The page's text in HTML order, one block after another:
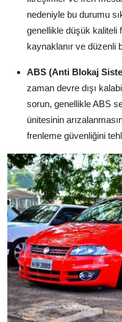
nedeniyle bu durumu
genellikle düşük kaliteli
kaynaklanır ve düzenli
ABS (Anti Blokaj
zaman devre dışı
sorun, genellikle ABS
ünitesinin
frenleme güvenliğini